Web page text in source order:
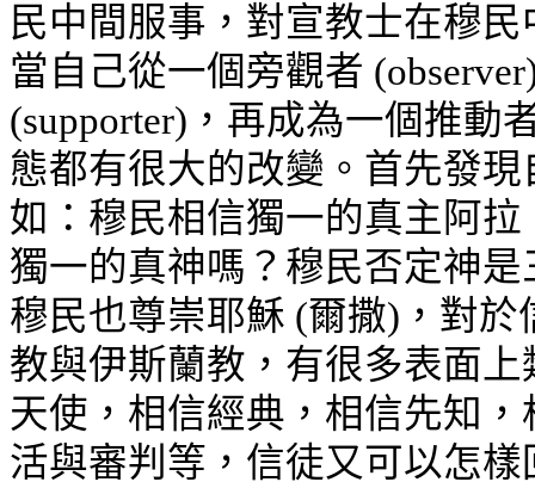
民中間服事，對宣教士在穆
當自己從一個旁觀者
(supporter)，再成為一個推動
態都有很大的改變。首先發
如：穆民相信獨一的真主阿拉
獨一的真神嗎？穆民否定神
穆民也尊崇耶穌 (爾撒)，對
教與伊斯蘭教，有很多表面
天使，相信經典，相信先知
活與審判等，信徒又可以怎